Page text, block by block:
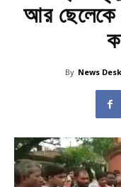
আর ছেলেকে
By News Desk